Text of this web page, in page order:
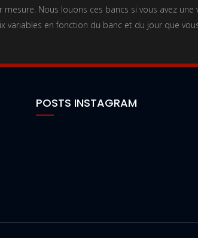
Nous louons ces bancs si vous avez une
variables en fonction du banc et du jour que
POSTS INSTAGRAM